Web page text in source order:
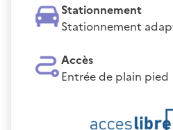
Stationnement
Stationnement
Accès
Entrée de plain pied